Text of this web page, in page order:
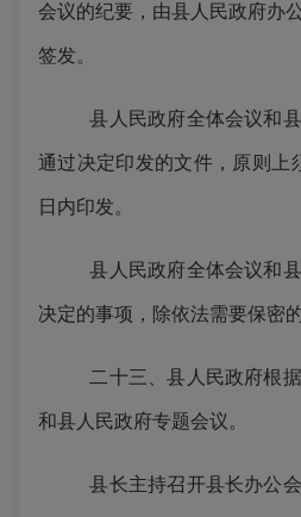
会议的纪要，由县人民政府办
签发。
县人民政府全体会议和
通过决定印发的文件，原则上
日内印发。
县人民政府全体会议和
决定的事项，除依法需要保密
二十三、县人民政府根
和县人民政府专题会议。
县长主持召开县长办公